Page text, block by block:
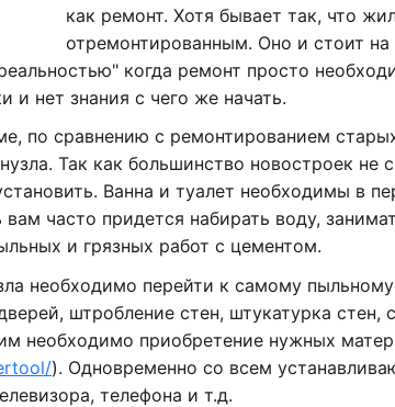
как ремонт. Хотя бывает так, что
отремонтированным. Оно и стоит
когда ремонт просто
и нет знания с чего же начать.
по сравнению с ремонтированием
Так как большинство новостроек не
Ванна и туалет необходимы в
вам часто придется набирать воду,
и грязных работ с цементом.
необходимо перейти к самому
штробление стен, штукатурка стен,
необходимо приобретение нужных
). Одновременно со всем
телефона и т.д.